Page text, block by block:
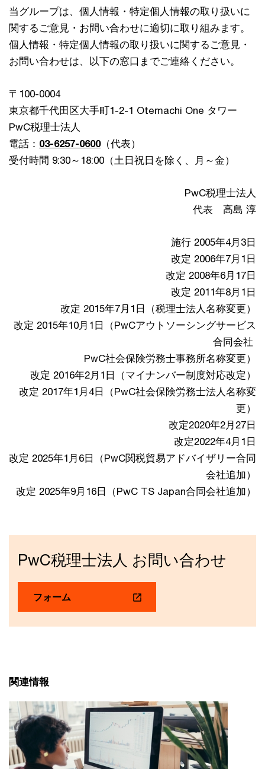
当グループは、個人情報・特定個人情報の取り扱いに
関するご意見・お問い合わせに適切に取り組みます。
個人情報・特定個人情報の取り扱いに関するご意見・
お問い合わせは、以下の窓口までご連絡ください。
〒100-0004
東京都千代田区大手町1-2-1 Otemachi One タワー
PwC税理士法人
電話： 03-6257-0600（代表）
受付時間 9:30～18:00（土日祝日を除く、月～金）
PwC税理士法人
代表 高島 淳
施行 2005年4月3日
改定 2006年7月1日
改定 2008年6月17日
改定 2011年8月1日
改定 2015年7月1日（税理士法人名称変更）
改定 2015年10月1日（PwCアウトソーシングサービス
合同会社
PwC社会保険労務士事務所名称変更）
改定 2016年2月1日（マイナンバー制度対応改定）
改定 2017年1月4日（PwC社会保険労務士法人名称変
更）
改定2020年2月27日
改定2022年4月1日
改定 2025年1月6日（PwC関税貿易アドバイザリー合同
会社追加）
改定 2025年9月16日（PwC TS Japan合同会社追加）
PwC税理士法人 お問い合わせ
フォーム
関連情報